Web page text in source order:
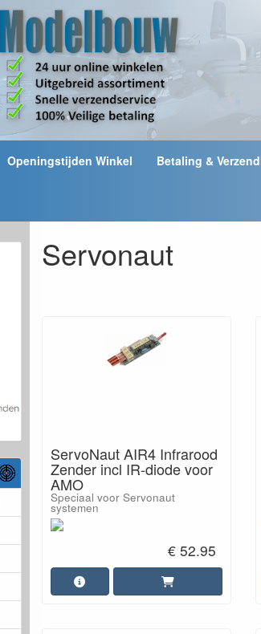
Openingstijden Winkel Betaling &
Servonaut
ServoNaut AIR4 Infrarood
Zender incl IR-diode voor
AMO
Speciaal voor Servonaut
systemen
€ 52.95